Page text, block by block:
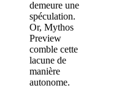
demeure une
spéculation.
Or, Mythos
Preview
comble cette
lacune de
manière
autonome.